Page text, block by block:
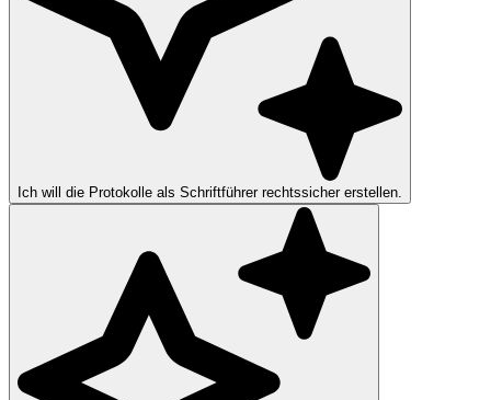
Ich will die Protokolle als Schriftführer rechtssicher erstellen.